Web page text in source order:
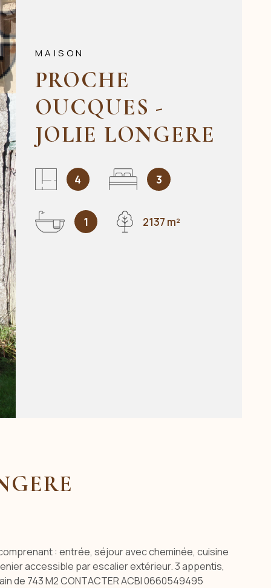
MAISON
PROCHE
OUCQUES -
JOLIE LONGERE
4 3
1 2137 m²
: entrée, séjour avec cheminée, cuisine
accessible par escalier extérieur. 3 appentis,
de 743 M2 CONTACTER ACBI 0660549495